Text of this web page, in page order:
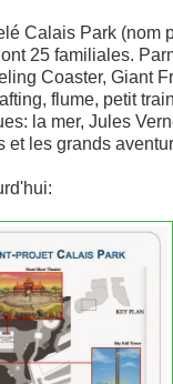
Calais Park (nom
25 familiales.
Coaster, Giant
flume, petit
la mer, Jules
et les grands